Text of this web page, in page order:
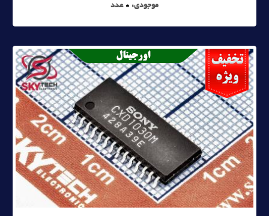
موجودی: 0 عدد